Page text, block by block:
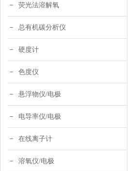
荧光法溶解氧
总有机碳分析仪
硬度计
色度仪
悬浮物仪/电极
电导率仪/电极
在线离子计
溶氧仪/电极